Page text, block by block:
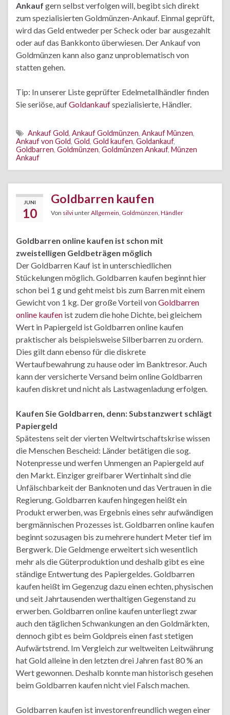
Ankauf gern selbst verfolgen will, begibt sich direkt
zum spezialisierten Goldmünzen-Ankauf. Einmal geprüft,
wird das Geld entweder per Scheck oder bar ausgezahlt
oder auf das Bankkonto überwiesen. Der Ankauf von
Goldmünzen kann also ganz unproblematisch von
statten gehen.
Tip: In unserer Liste geprüfter Edelmetallhändler finden
Sie seriöse, aufGoldankaufspezialisierte, Händler.
Ankauf Gold, Ankauf Goldmünzen, Ankauf Münzen,
Ankauf von Gold, Gold, Gold kaufen, Goldankauf,
Goldbarren, Goldmünzen, Goldmünzen Ankauf, Münzen
Ankauf
JUNI
10
Goldbarren kaufen
Von silviunterAllgemein, Goldmünzen, Händler
Goldbarren online kaufen ist schon mit
zweistelligen Geldbeträgen möglich
Der Goldbarren Kauf ist in unterschiedlichen
Stückelungen möglich. Goldbarren kaufen beginnt hier
schon bei 1 g und geht meist bis zum Barren mit einem
Gewicht von 1 kg. Der große Vorteil vonGoldbarren
online kaufen ist zudem die hohe Dichte, bei gleichem
Wert in Papiergeld ist Goldbarren online kaufen
praktischer als beispielsweise Silberbarren zu ordern.
Dies gilt dann ebenso für die diskrete
Wertaufbewahrung zu hause oder im Banktresor. Auch
kann der versicherte Versand beim online Goldbarren
kaufen diskret und nicht als Lastwagenladung erfolgen.
Kaufen Sie Goldbarren, denn: Substanzwert schlägt
Papiergeld
Spätestens seit der vierten Weltwirtschaftskrise wissen
die Menschen Bescheid: Länder betätigen die sog.
Notenpresse und werfen Unmengen an Papiergeld auf
den Markt. Einziger greifbarer Wertinhalt sind die
Unfälschbarkeit der Banknoten und das Vertrauen in die
Regierung. Goldbarren kaufen hingegen heißt ein
Produkt erwerben, was Ergebnis eines sehr aufwändigen
bergmännischen Prozesses ist. Goldbarren online kaufen
beginnt sozusagen bis zu mehrere hundert Meter tief im
Bergwerk. Die Geldmenge erweitert sich wesentlich
mehr als die Güterproduktion und deshalb gibt es eine
ständige Entwertung des Papiergeldes. Goldbarren
kaufen heißt im Gegenzug dazu einen echten, physischen
und seit Jahrtausenden werthaltigen Gegenstand zu
erwerben. Goldbarren online kaufen unterliegt zwar
auch den täglichen Schwankungen an den Goldmärkten,
dennoch gibt es beim Goldpreis einen fast stetigen
Aufwärtstrend. Im Vergleich zur weltweiten Leitwährung
hat Gold alleine in den letzten drei Jahren fast 80 % an
Wert gewonnen. Deshalb konnte man historisch gesehen
beim Goldbarren kaufen nicht viel Falsch machen.
Goldbarren kaufen ist investorenfreundlich wegen einer